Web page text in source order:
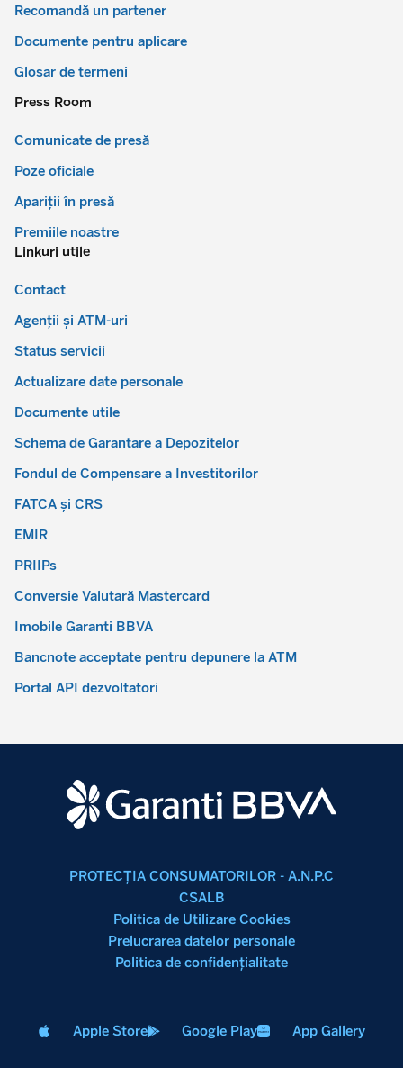
Recomandă un partener
Documente pentru aplicare
Glosar de termeni
Press Room
Comunicate de presă
Poze oficiale
Apariții în presă
Premiile noastre
Linkuri utile
Contact
Agenții și ATM-uri
Status servicii
Actualizare date personale
Documente utile
Schema de Garantare a Depozitelor
Fondul de Compensare a Investitorilor
FATCA și CRS
EMIR
PRIIPs
Conversie Valutară Mastercard
Imobile Garanti BBVA
Bancnote acceptate pentru depunere la ATM
Portal API dezvoltatori
PROTECŢIA CONSUMATORILOR - A.N.P.C
CSALB
Politica de Utilizare Cookies
Prelucrarea datelor personale
Politica de confidenţialitate
Apple Store Google Play App Gallery